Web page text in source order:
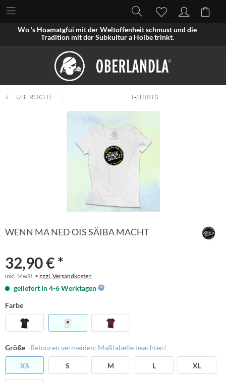
Wo ’s Hoamatgfui mit der Weltoffenheit schmust und die
Tradition mit der Subkultur a Hoibe trinkt.
ÜBERSICHT T-SHIRTS
WENN MA NED OIS SÄIBA MACHT
32,90 € *
inkl. MwSt. • zzgl. Versandkosten
geliefert in 4-6 Werktagen
Farbe
Größe Retouren vermeiden: Maßtabelle beachten!
XS S M L XL